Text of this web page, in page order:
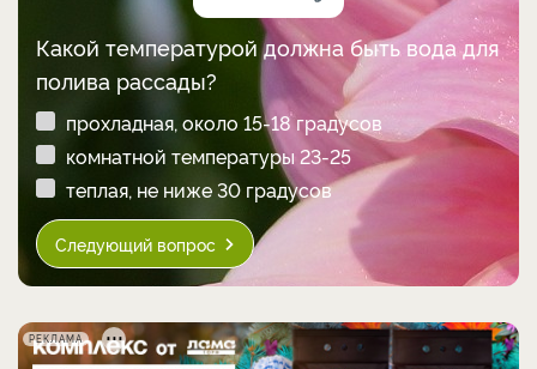
Какой температурой должна быть вода для
полива рассады?
прохладная, около 15-18 градусов
комнатной температуры 23-25
теплая, не ниже 30 градусов
Следующий вопрос
РЕКЛАМА